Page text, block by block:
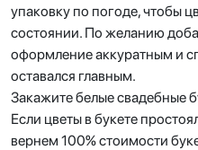
упаковку по погоде, чтобы
состоянии. По желанию
оформление аккуратным и
оставался главным.
Закажите белые свадебные
Если цветы в букете
вернем 100% стоимости